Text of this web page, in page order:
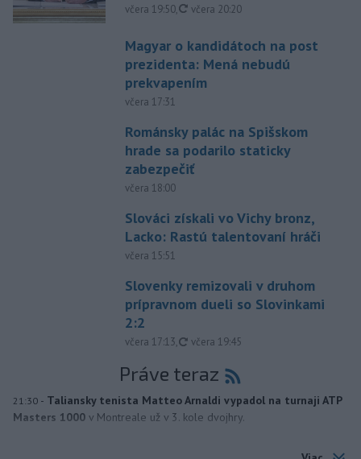
včera 19:50, aktualizované
včera 20:20
Magyar o kandidátoch na post
prezidenta: Mená nebudú
prekvapením
včera 17:31
Románsky palác na Spišskom
hrade sa podarilo staticky
zabezpečiť
včera 18:00
Slováci získali vo Vichy bronz,
Lacko: Rastú talentovaní hráči
včera 15:51
Slovenky remizovali v druhom
prípravnom dueli so Slovinkami
2:2
včera 17:13, aktualizované
včera 19:45
Práve teraz
21:30 - Taliansky tenista Matteo Arnaldi vypadol na turnaji ATP
Masters 1000 v Montreale už v 3. kole dvojhry.